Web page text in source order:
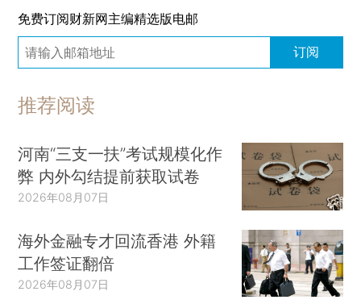
免费订阅财新网主编精选版电邮
订阅
推荐阅读
河南“三支一扶”考试规模化作
弊 内外勾结提前获取试卷
2026年08月07日
海外金融专才回流香港 外籍
工作签证翻倍
2026年08月07日